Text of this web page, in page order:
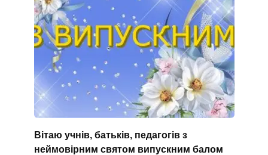
Вітаю учнів, батьків, педагогів з
неймовірним святом випускним балом